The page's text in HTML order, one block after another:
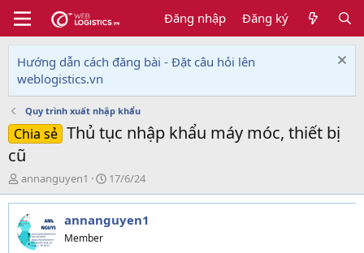
Đăng nhập Đăng ký
Hướng dẫn cách đăng bài - Đặt câu hỏi lên
weblogistics.vn
Quy trình xuất nhập khẩu
Chia sẻ Thủ tục nhập khẩu máy móc, thiết bị
cũ
T
h
r
e
a
annanguyen1
N
g
à
y
17/6/24
annanguyen1
Member